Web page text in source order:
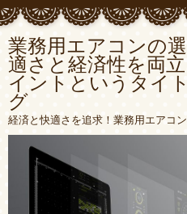
業務用エアコンの
適さと経済性を両
イントというタイ
グ
経済と快適さを追求！業務用エアコ